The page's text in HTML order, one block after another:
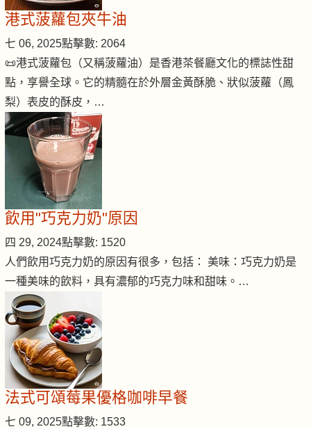
港式菠蘿包夾牛油
七 06, 2025點擊數: 2064
📜港式菠蘿包（又稱菠蘿油）是香港茶餐廳文化的標誌性甜
點，享譽全球。它的精髓在於外層金黃酥脆、狀似菠蘿（鳳
梨）表皮的酥皮，…
飲用"巧克力奶"原因
四 29, 2024點擊數: 1520
人們飲用巧克力奶的原因有很多，包括： 美味：巧克力奶是
一種美味的飲料，具有濃郁的巧克力味和甜味。…
法式可頌莓果優格咖啡早餐
七 09, 2025點擊數: 1533